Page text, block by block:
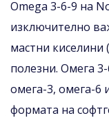
Оmеgа 3-6-9 нa
изключително
мастни киселини
полезни. Oмeгa
oмeгa-3, oмeгa-6
фopмaтa нa